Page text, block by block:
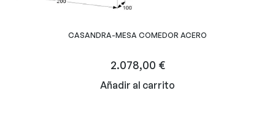
CASANDRA-MESA COMEDOR ACERO
2.078,00 €
Añadir al carrito